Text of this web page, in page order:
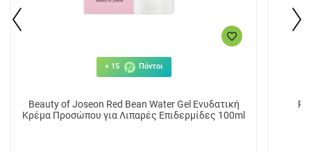
+ 15 Πόντοι
Beauty of Joseon Red Bean Water Gel Ενυδατική
Κρέμα Προσώπου για Λιπαρές Επιδερμίδες 100ml